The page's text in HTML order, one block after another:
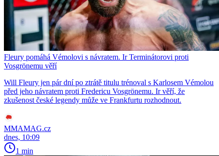
Fleury pomáhá Vémolovi s návratem. Ir Terminátorovi proti
Vosgrönemu věří
Will Fleury jen pár dní po ztrátě titulu trénoval s Karlosem Vémolou
před jeho návratem proti Fredericu Vosgrönemu. Ir věří, že
zkušenost české legendy může ve Frankfurtu rozhodnout.
MMAMAG.cz
dnes, 10:09
1 min